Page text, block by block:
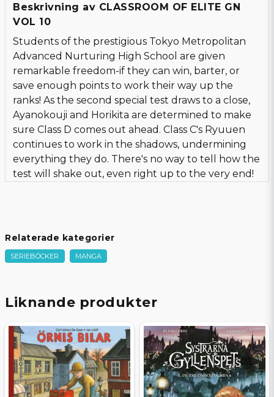
Beskrivning av CLASSROOM OF ELITE GN
VOL 10
Students of the prestigious Tokyo Metropolitan
Advanced Nurturing High School are given
remarkable freedom-if they can win, barter, or
save enough points to work their way up the
ranks! As the second special test draws to a close,
Ayanokouji and Horikita are determined to make
sure Class D comes out ahead. Class C's Ryuuen
continues to work in the shadows, undermining
everything they do. There's no way to tell how the
test will shake out, even right up to the very end!
Relaterade kategorier
SERIEBÖCKER MANGA
Liknande produkter